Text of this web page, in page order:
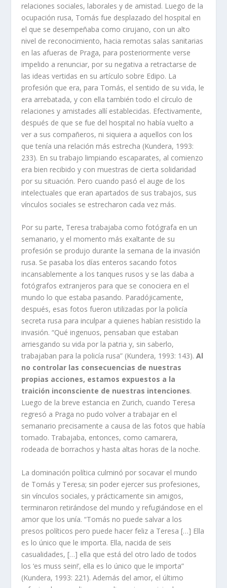
relaciones sociales, laborales y de amistad. Luego de la
ocupación rusa, Tomás fue desplazado del hospital en
el que se desempeñaba como cirujano, con un alto
nivel de reconocimiento, hacia remotas salas sanitarias
en las afueras de Praga, para posteriormente verse
impelido a renunciar, por su negativa a retractarse de
las ideas vertidas en su artículo sobre Edipo. La
profesión que era, para Tomás, el sentido de su vida, le
era arrebatada, y con ella también todo el círculo de
relaciones y amistades allí establecidas. Efectivamente,
después de que se fue del hospital no había vuelto a
ver a sus compañeros, ni siquiera a aquellos con los
que tenía una relación más estrecha (Kundera, 1993:
233). En su trabajo limpiando escaparates, al comienzo
era bien recibido y con muestras de cierta solidaridad
por su situación. Pero cuando pasó el auge de los
intelectuales que eran apartados de sus trabajos, sus
vínculos sociales se estrecharon cada vez más.
Por su parte, Teresa trabajaba como fotógrafa en un
semanario, y el momento más exaltante de su
profesión se produjo durante la semana de la invasión
rusa. Se pasaba los días enteros sacando fotos
incansablemente a los tanques rusos y se las daba a
fotógrafos extranjeros para que se conociera en el
mundo lo que estaba pasando. Paradójicamente,
después, esas fotos fueron utilizadas por la policía
secreta rusa para inculpar a quienes habían resistido la
invasión. “Qué ingenuos, pensaban que estaban
arriesgando su vida por la patria y, sin saberlo,
trabajaban para la policía rusa” (Kundera, 1993: 143).Al
no controlar las consecuencias de nuestras
propias acciones, estamos expuestos a la
traición inconsciente de nuestras intenciones.
Luego de la breve estancia en Zurich, cuando Teresa
regresó a Praga no pudo volver a trabajar en el
semanario precisamente a causa de las fotos que había
tomado. Trabajaba, entonces, como camarera,
rodeada de borrachos y hasta altas horas de la noche.
La dominación política culminó por socavar el mundo
de Tomás y Teresa; sin poder ejercer sus profesiones,
sin vínculos sociales, y prácticamente sin amigos,
terminaron retirándose del mundo y refugiándose en el
amor que los unía. “Tomás no puede salvar a los
presos políticos pero puede hacer feliz a Teresa […] Ella
es lo único que le importa. Ella, nacida de seis
casualidades, […] ella que está del otro lado de todos
los ‘es muss sein!’, ella es lo único que le importa”
(Kundera, 1993: 221). Además del amor, el último